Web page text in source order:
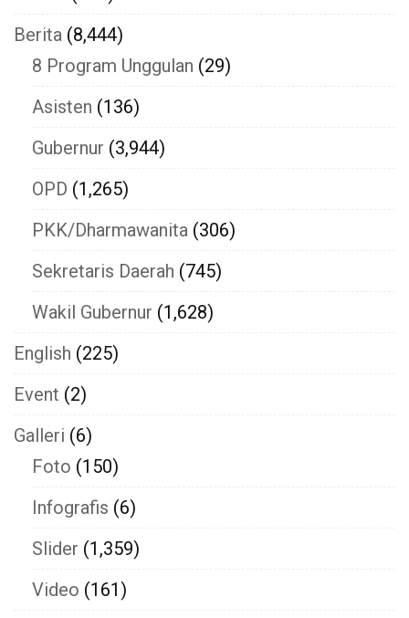
Berita (8,444)
8 Program Unggulan (29)
Asisten (136)
Gubernur (3,944)
OPD (1,265)
PKK/Dharmawanita (306)
Sekretaris Daerah (745)
Wakil Gubernur (1,628)
English (225)
Event (2)
Galleri (6)
Foto (150)
Infografis (6)
Slider (1,359)
Video (161)